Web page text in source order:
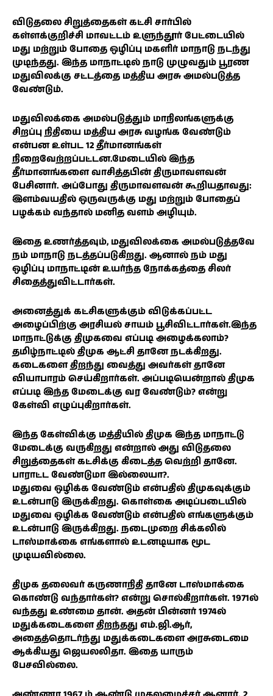
விடுதலை சிறுத்தைகள் கட்சி சார்பில்
கள்ளக்குறிச்சி மாவட்டம் உளுந்தூர் பேட்டையில்
மது மற்றும் போதை ஒழிப்பு மகளிர் மாநாடு நடந்து
முடிந்தது. இந்த மாநாட்டில் நாடு முழுவதும் பூரண
மதுவிலக்கு சட்டத்தை மத்திய அரசு அமல்படுத்த
வேண்டும்.
மதுவிலக்கை அமல்படுத்தும் மாநிலங்களுக்கு
சிறப்பு நிதியை மத்திய அரசு வழங்க வேண்டும்
என்பன உள்பட 12 தீர்மானங்கள்
நிறைவேற்றப்பட்டன.மேடையில் இந்த
தீர்மானங்களை வாசித்தபின் திருமாவளவன்
பேசினார். அப்போது திருமாவளவன் கூறியதாவது:
இளம்வயதில் ஒருவருக்கு மது மற்றும் போதைப்
பழக்கம் வந்தால் மனித வளம் அழியும்.
இதை உணர்த்தவும், மதுவிலக்கை அமல்படுத்தவே
நம் மாநாடு நடத்தப்படுகிறது. ஆனால் நம் மது
ஒழிப்பு மாநாட்டின் உயர்ந்த நோக்கத்தை சிலர்
சிதைத்துவிட்டார்கள்.
அனைத்துக் கட்சிகளுக்கும் விடுக்கப்பட்ட
அழைப்பிற்கு அரசியல் சாயம் பூசிவிட்டார்கள்.இந்த
மாநாட்டுக்கு திமுகவை எப்படி அழைக்கலாம்?
தமிழ்நாட்டில் திமுக ஆட்சி தானே நடக்கிறது.
கடைகளை திறந்து வைத்து அவர்கள் தானே
வியாபாரம் செய்கிறார்கள். அப்படியென்றால் திமுக
எப்படி இந்த மேடைக்கு வர வேண்டும்? என்று
கேள்வி எழுப்புகிறார்கள்.
இந்த கேள்விக்கு மத்தியில் திமுக இந்த மாநாட்டு
மேடைக்கு வருகிறது என்றால் அது விடுதலை
சிறுத்தைகள் கட்சிக்கு கிடைத்த வெற்றி தானே.
பாராட்ட வேண்டுமா இல்லையா?.
மதுவை ஒழிக்க வேண்டும் என்பதில் திமுகவுக்கும்
உடன்பாடு இருக்கிறது. கொள்கை அடிப்படையில்
மதுவை ஒழிக்க வேண்டும் என்பதில் எங்களுக்கும்
உடன்பாடு இருக்கிறது. நடைமுறை சிக்கலில்
டாஸ்மாக்கை எங்களால் உடனடியாக மூட
முடியவில்லை.
திமுக தலைவர் கருணாநிதி தானே டாஸ்மாக்கை
கொண்டு வந்தார்கள்? என்று சொல்கிறார்கள். 1971ல்
வந்தது உண்மை தான். அதன் பின்னர் 1974ல்
மதுக்கடைகளை திறந்தது எம்.ஜி.ஆர்,
அதைத்தொடர்ந்து மதுக்கடைகளை அரசுடைமை
ஆக்கியது ஜெயலலிதா. இதை யாரும்
பேசவில்லை.